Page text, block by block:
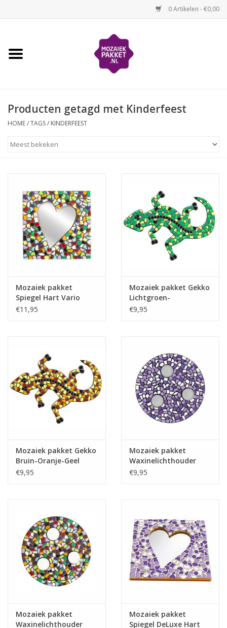
0 Artikelen - €0,00
Home
Volwassenen
Hoe mozaïeken?
Video-instructies
Klantbeoordelingen
Moeder-dochter-activiteit
Mozaiekbank.nl
Kant-en-klare mozaïekwerken
Producten getagd met Kinderfeest
HOME/TAGS/ KINDERFEEST
Mozaiek pakket
Spiegel Hart Vario
PREMIUM
€11,95
Mozaiek pakket Gekko
Lichtgroen-
Donkergroen-Geel
€9,95
Mozaiek pakket Gekko
Bruin-Oranje-Geel
€9,95
Mozaiek pakket
Waxinelichthouder
Wit-Paars-Violet
€9,95
Mozaiek pakket
Waxinelichthouder
Mozaiek pakket
Spiegel DeLuxe Hart